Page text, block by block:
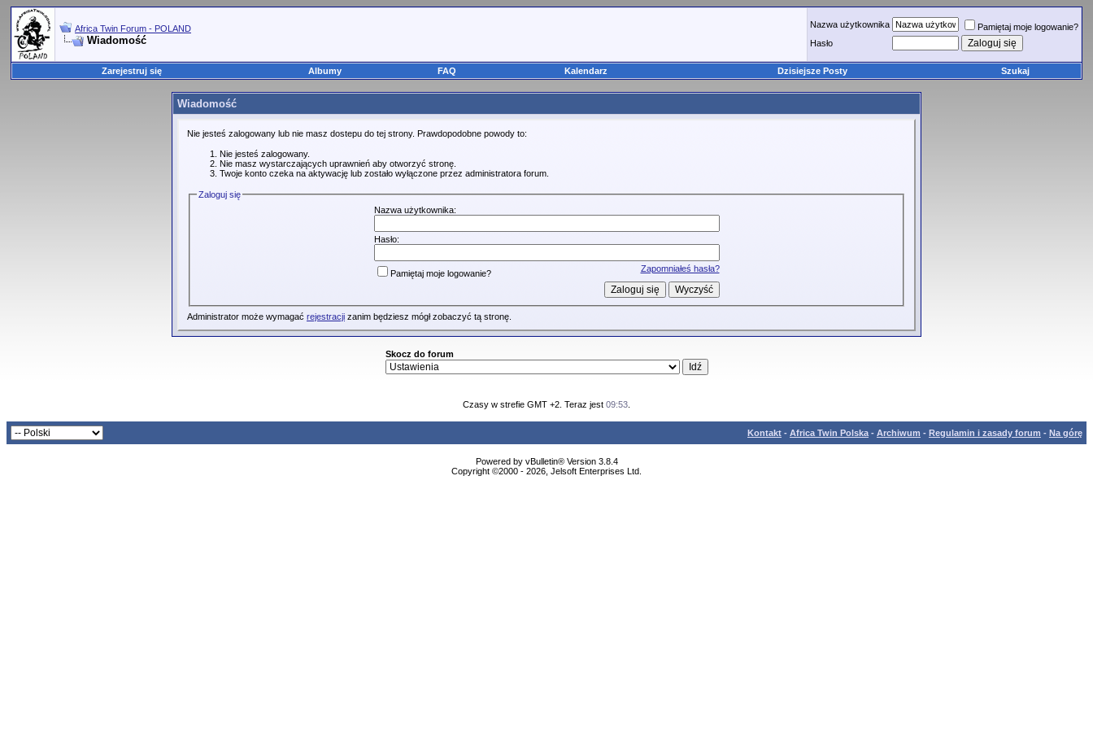
Africa Twin Forum - POLAND
Wiadomość
Nazwa użytkownika
Pamiętaj moje logowanie?
Hasło
Zarejestruj się Albumy FAQ Kalendarz Dzisiejsze Posty Szukaj
Wiadomość
Nie jesteś zalogowany lub nie masz dostepu do tej strony. Prawdopodobne powody to:
Nie jesteś zalogowany.
Nie masz wystarczających uprawnień aby otworzyć stronę.
Twoje konto czeka na aktywację lub zostało wyłączone przez administratora forum.
Zaloguj się
Nazwa użytkownika:
Hasło:
Zapomniałeś hasła?
Pamiętaj moje logowanie?
Administrator może wymagać rejestracji zanim będziesz mógł zobaczyć tą stronę.
Skocz do forum
Czasy w strefie GMT +2. Teraz jest 09:53
Kontakt - Africa Twin Polska - Archiwum - Regulamin i zasady forum - Na górę
Powered by vBulletin® Version 3.8.4
Copyright ©2000 - 2026, Jelsoft Enterprises Ltd.